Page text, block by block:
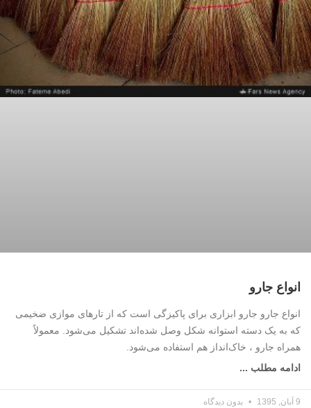
انواع جارو
انواع جارو جارو ابزاری برای پاکیزگی است که از تارهای موازی ضخیمی
که به یک دسته استوانه شکل وصل شده‌اند تشکیل می‌شود. معمولاً
همراه جارو ، خاک‌انداز هم استفاده می‌شود.
ادامه مطلب ...
9 آبان, 1395 بدون دیدگاه